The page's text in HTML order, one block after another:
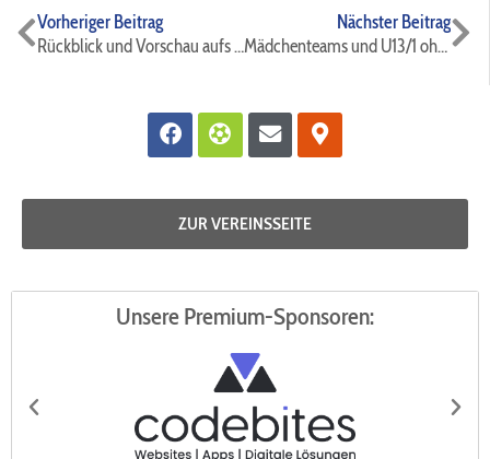
Zurück
Vorheriger Beitrag
Rückblick und Vorschau aufs Wochenende
Nächster Beitrag
Mädchenteams und U13/1 ohne Punktverlust⚫️🔵⚽️
Facebook
FutbolEnvelope
Map-
marker-
alt
ZUR VEREINSSEITE
Unsere Premium-Sponsoren: